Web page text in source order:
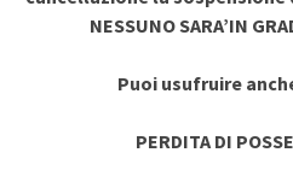
NESSUNO SARA’IN
Puoi usufruire
PERDITA DI